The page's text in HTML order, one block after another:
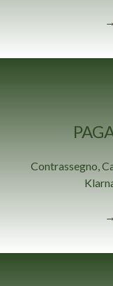
→
Contrassegno,
→